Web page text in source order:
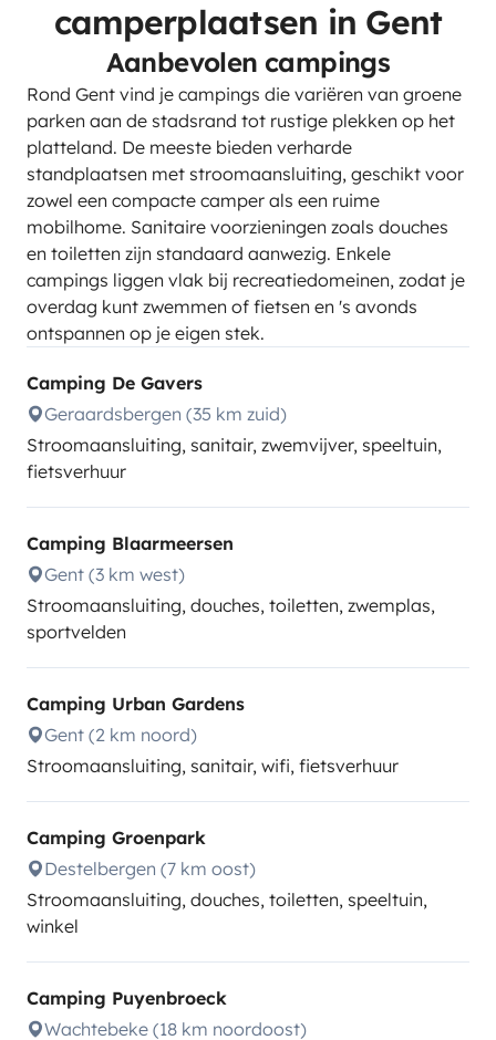
camperplaatsen in Gent
Aanbevolen campings
Rond Gent vind je campings die variëren van groene
parken aan de stadsrand tot rustige plekken op het
platteland. De meeste bieden verharde
standplaatsen met stroomaansluiting, geschikt voor
zowel een compacte camper als een ruime
mobilhome. Sanitaire voorzieningen zoals douches
en toiletten zijn standaard aanwezig. Enkele
campings liggen vlak bij recreatiedomeinen, zodat je
overdag kunt zwemmen of fietsen en 's avonds
ontspannen op je eigen stek.
Camping De Gavers
Geraardsbergen (35 km zuid)
Stroomaansluiting, sanitair, zwemvijver, speeltuin,
fietsverhuur
Camping Blaarmeersen
Gent (3 km west)
Stroomaansluiting, douches, toiletten, zwemplas,
sportvelden
Camping Urban Gardens
Gent (2 km noord)
Stroomaansluiting, sanitair, wifi, fietsverhuur
Camping Groenpark
Destelbergen (7 km oost)
Stroomaansluiting, douches, toiletten, speeltuin,
winkel
Camping Puyenbroeck
Wachtebeke (18 km noordoost)